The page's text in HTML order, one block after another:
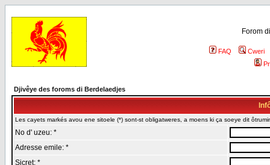
Forom
FAQ
Cweri
Djivêye des foroms di Berdelaedjes
Les cayets markés avou ene sitoele (*) sont-st obligatweres, a moens ki ça soeye dit
No d' uzeu: *
Adresse emile: *
Sicret: *